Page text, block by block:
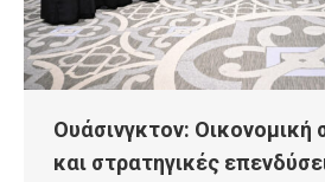
Ουάσινγκτον: Οικονομική
και στρατηγικές